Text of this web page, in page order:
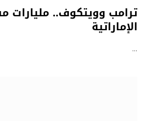
ترامب وويتكوف.. مليارات
الإماراتية
…